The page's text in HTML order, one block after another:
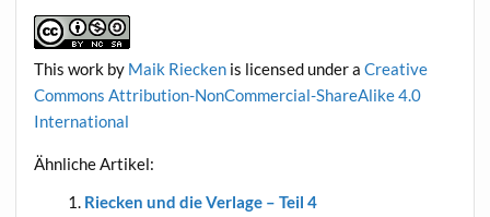
This work by Maik Riecken is licen­sed under aCrea­ti­ve
Com­mons Attri­bu­ti­on-Non­Com­mer­cial-ShareA­li­ke 4.0
International
Ähn­li­che Artikel:
Riecken und die Ver­la­ge – Teil 4